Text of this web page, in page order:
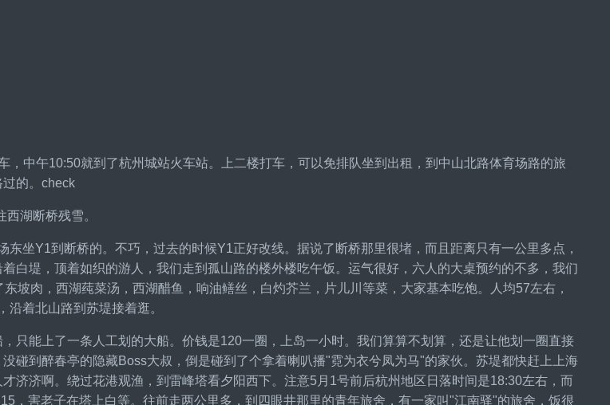
，中午10:50就到了杭州城站火车站。上二楼打车，可以免排队坐到出租，到中山北路体育场路的旅
的。check
湖断桥残雪。
东坐Y1到断桥的。不巧，过去的时候Y1正好改线。据说了断桥那里很堵，而且距离只有一公里多点，
白堤，顶着如织的游人，我们走到孤山路的楼外楼吃午饭。运气很好，六人的大桌预约的不多，我们
坡肉，西湖莼菜汤，西湖醋鱼，响油鳝丝，白灼芥兰，片儿川等菜，大家基本吃饱。人均57左右，
沿着北山路到苏堤接着逛。
只能上了一条人工划的大船。价钱是120一圈，上岛一小时。我们算算不划算，还是让他划一圈直接
碰到醉春亭的隐藏Boss大叔，倒是碰到了个拿着喇叭播"霓为衣兮凤为马"的家伙。苏堤都快赶上上海
济济啊。绕过花港观渔，到雷峰塔看夕阳西下。注意5月1号前后杭州地区日落时间是18:30左右，而
，害老子在塔上白等。往前走两公里多，到四眼井那里的青年旅舍，有一家叫"江南驿"的旅舍，饭很